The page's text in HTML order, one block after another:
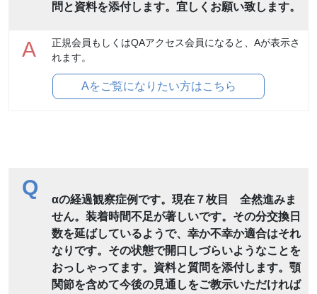
問と資料を添付します。宜しくお願い致します。
A
正規会員もしくはQAアクセス会員になると、Aが表示さ
れます。
Aをご覧になりたい方はこちら
Q
αの経過観察症例です。現在７枚目 全然進みま
せん。装着時間不足が著しいです。その分交換日
数を延ばしているようで、幸か不幸か適合はそれ
なりです。その状態で開口しづらいようなことを
おっしゃってます。資料と質問を添付します。顎
関節を含めて今後の見通しをご教示いただければ